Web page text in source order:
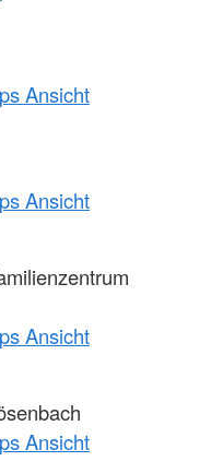
Ansicht
Ansicht
Ansicht
Ansicht